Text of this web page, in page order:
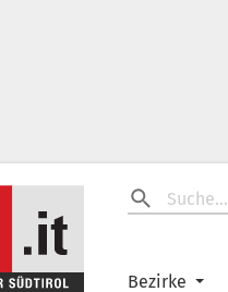
Bezirke